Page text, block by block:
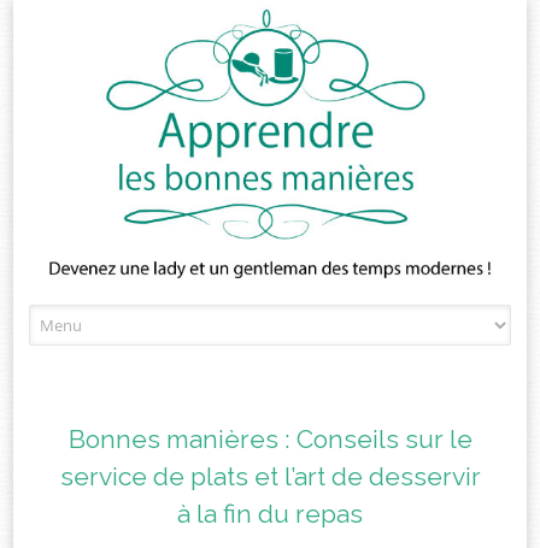
to
Bonnes manières : Conseils sur le
service de plats et l’art de desservir
à la fin du repas